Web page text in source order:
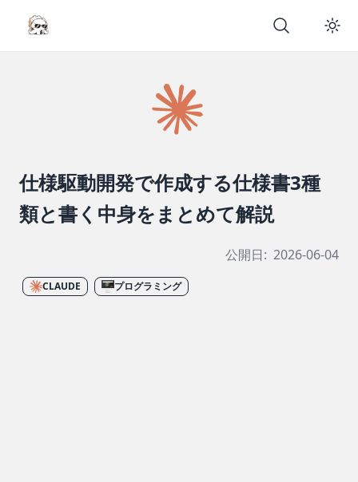
仕様駆動開発で作成する仕様書3種
類と書く中身をまとめて解説
公開日: 2026-06-04
CLAUDE プログラミング